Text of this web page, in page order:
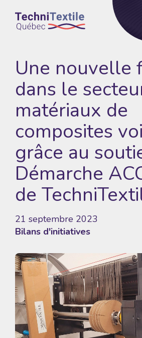
Bilans d'initiatives
Une nouvelle
dans le
matériaux de
composites
grâce au
Démarche
de
21 septembre 2023